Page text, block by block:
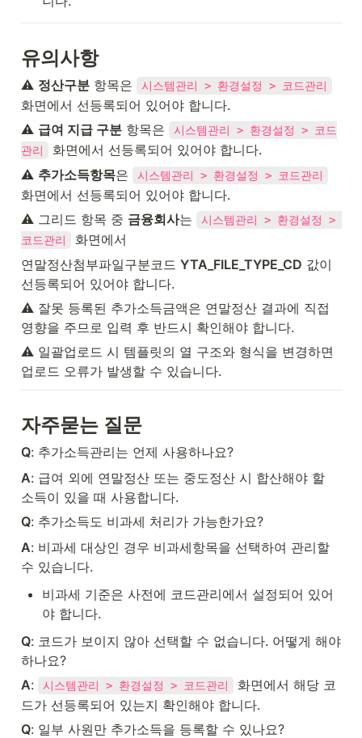
유의사항
⚠️ 정산구분 항목은 시스템관리 > 환경설정 > 코드관리
화면에서 선등록되어 있어야 합니다.
⚠️ 급여 지급 구분 항목은
시스템관리 > 환경설정 > 코드
관리
화면에서 선등록되어 있어야 합니다.
⚠️ 추가소득항목은 시스템관리 > 환경설정 > 코드관리
화면에서 선등록되어 있어야 합니다.
⚠️ 그리드 항목 중 금융회사는
시스템관리 > 환경설정 >
코드관리
화면에서
연말정산첨부파일구분코드 YTA_FILE_TYPE_CD 값이
선등록되어 있어야 합니다.
⚠️ 잘못 등록된 추가소득금액은 연말정산 결과에 직접
영향을 주므로 입력 후 반드시 확인해야 합니다.
⚠️ 일괄업로드 시 템플릿의 열 구조와 형식을 변경하면
업로드 오류가 발생할 수 있습니다.
자주묻는 질문
Q: 추가소득관리는 언제 사용하나요?
A: 급여 외에 연말정산 또는 중도정산 시 합산해야 할
소득이 있을 때 사용합니다.
Q: 추가소득도 비과세 처리가 가능한가요?
A: 비과세 대상인 경우 비과세항목을 선택하여 관리할
수 있습니다.
비과세 기준은 사전에 코드관리에서 설정되어 있어
야 합니다.
Q: 코드가 보이지 않아 선택할 수 없습니다. 어떻게 해야
하나요?
A: 시스템관리 > 환경설정 > 코드관리
화면에서 해당 코
드가 선등록되어 있는지 확인해야 합니다.
Q: 일부 사원만 추가소득을 등록할 수 있나요?